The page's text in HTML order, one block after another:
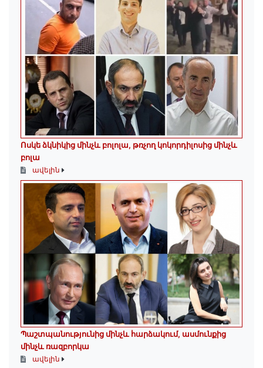
Ոսկե ձկնիկից մինչև բոլոլա, թռչող կոկորդիլոսից մինչև
բոլա
ավելին
Պաշտպանությունից մինչև հարձակում, ասմունքից
մինչև ռազբորկա
ավելին